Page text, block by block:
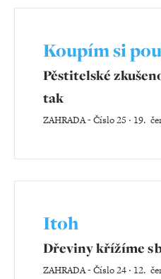
Koupím si
Pěstitelské
tak
ZAHRADA-Číslo 25 ‧ 19.
Itoh
Dřeviny křížíme s
ZAHRADA-Číslo 24 ‧ 12.